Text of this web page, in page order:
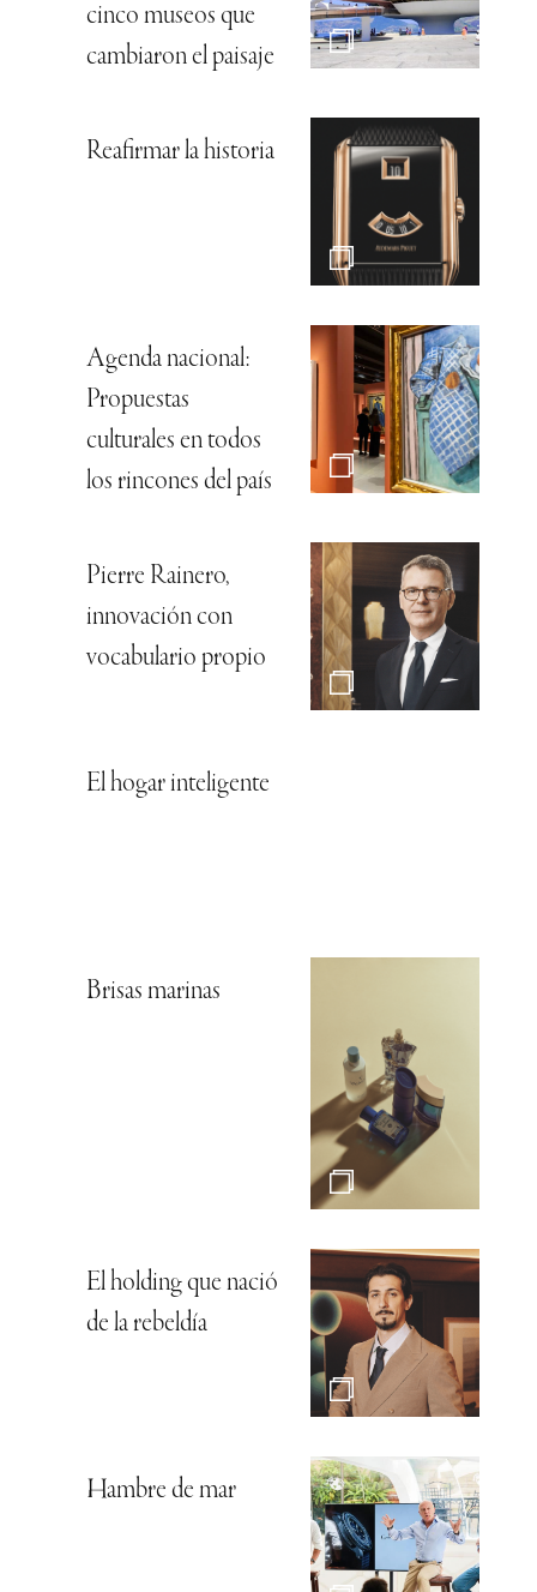
cinco museos que
cambiaron el paisaje
Reafirmar la historia
Agenda nacional:
Propuestas
culturales en todos
los rincones del país
Pierre Rainero,
innovación con
vocabulario propio
El hogar inteligente
Brisas marinas
El holding que nació
de la rebeldía
Hambre de mar